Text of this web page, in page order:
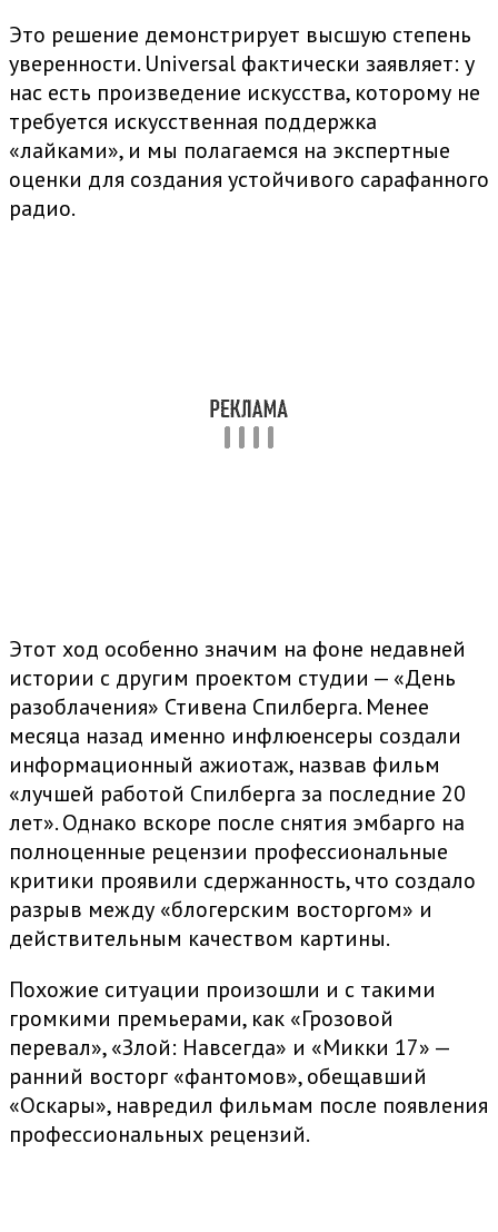
Это решение демонстрирует высшую степень
уверенности. Universal фактически заявляет: у
нас есть произведение искусства, которому не
требуется искусственная поддержка
«лайками», и мы полагаемся на экспертные
оценки для создания устойчивого сарафанного
радио.
Этот ход особенно значим на фоне недавней
истории с другим проектом студии — «День
разоблачения» Стивена Спилберга. Менее
месяца назад именно инфлюенсеры создали
информационный ажиотаж, назвав фильм
«лучшей работой Спилберга за последние 20
лет». Однако вскоре после снятия эмбарго на
полноценные рецензии профессиональные
критики проявили сдержанность, что создало
разрыв между «блогерским восторгом» и
действительным качеством картины.
Похожие ситуации произошли и с такими
громкими премьерами, как «Грозовой
перевал», «Злой: Навсегда» и «Микки 17» —
ранний восторг «фантомов», обещавший
«Оскары», навредил фильмам после появления
профессиональных рецензий.